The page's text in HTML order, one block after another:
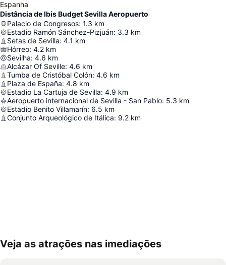
Espanha
Distância de Ibis Budget Sevilla Aeropuerto
Palacio de Congresos: 1.3 km
Estadio Ramón Sánchez-Pizjuán: 3.3 km
Setas de Sevilla: 4.1 km
Hórreo: 4.2 km
Sevilha: 4.6 km
Alcázar Of Seville: 4.6 km
Tumba de Cristóbal Colón: 4.6 km
Plaza de España: 4.8 km
Estadio La Cartuja de Sevilla: 4.9 km
Aeropuerto internacional de Sevilla - San Pablo: 5.3 km
Estadio Benito Villamarín: 6.5 km
Conjunto Arqueológico de Itálica: 9.2 km
Ampliar mapa
Veja as atrações nas imediações